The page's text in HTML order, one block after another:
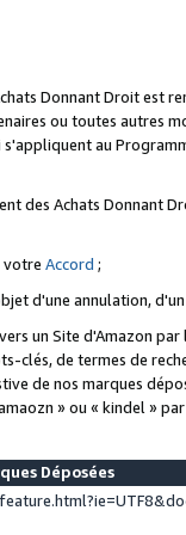
Donnant Droit est
ou toutes autres
au
des Achats Donnant
votre Accord ;
d'une annulation,
un Site d'Amazon
clés, de termes de
de nos marques
» ou « kindel »
Déposées